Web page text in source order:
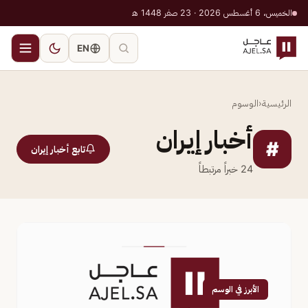
الخميس، 6 أغسطس 2026 · 23 صفر 1448 هـ
EN
الرئيسية‹الوسوم
# أخبار إيران
24 خبراً مرتبطاً
تابع أخبار إيران
الأبرز في الوسم